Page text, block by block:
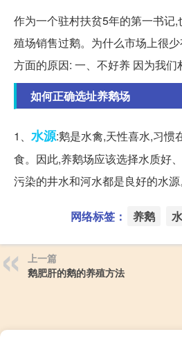
作为一个驻村扶贫5年的第一书记
殖场销售过鹅。为什么市场上很
方面的原因: 一、不好养 因为我们
如何正确选址养鹅场
1、 水源:鹅是水禽,天性喜水,习惯
食。因此,养鹅场应该选择水质好
污染的井水和河水都是良好的水源
网络标签： 养鹅
上一篇
鹅肥肝的鹅的养殖方法